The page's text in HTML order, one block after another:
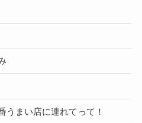
うまい店に連れてって！